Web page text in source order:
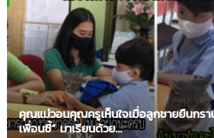
คุณแม่วอนคุณครูเห็นใจเมื่อลูกชายยืนกรา
เพื่อนซี้” มาเรียนด้วย…